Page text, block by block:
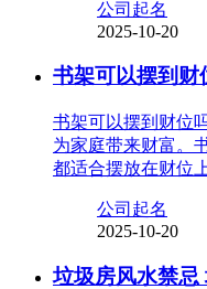
公司起名
2025-10-20
书架可以摆到财
书架可以摆到财位
为家庭带来财富。
都适合摆放在财位
公司起名
2025-10-20
垃圾房风水禁忌